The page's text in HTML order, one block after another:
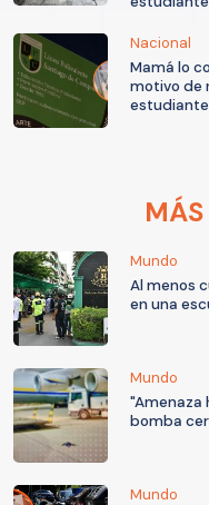
Nacional
Mamá lo
motivo de
estudiante
Mundo
Al menos
en una
Mundo
"Amenaza
bomba
Mundo